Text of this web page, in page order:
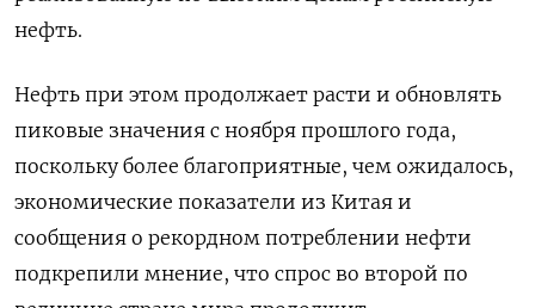
нефть.
Нефть при этом продолжает расти и обновлять
пиковые значения с ноября прошлого года,
поскольку более благоприятные, чем ожидалось,
экономические показатели из Китая и
сообщения о рекордном потреблении нефти
подкрепили мнение, что спрос во второй по